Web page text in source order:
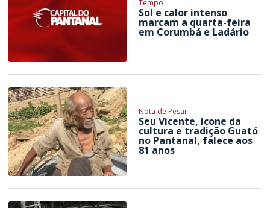
Tempo
Sol e calor intenso
marcam a quarta-feira
em Corumbá e Ladário
Nota de Pesar
Seu Vicente, ícone da
cultura e tradição Guató
no Pantanal, falece aos
81 anos